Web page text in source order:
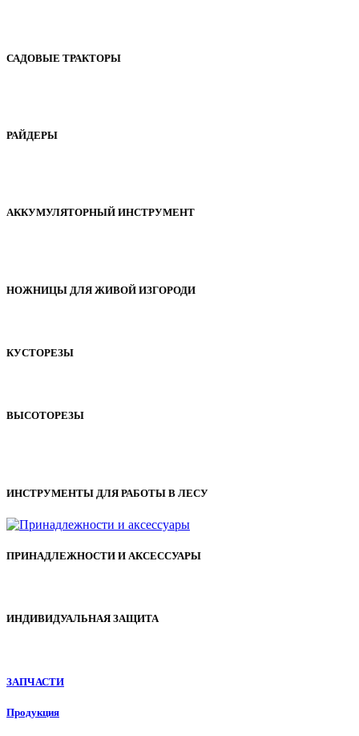
САДОВЫЕ ТРАКТОРЫ
РАЙДЕРЫ
АККУМУЛЯТОРНЫЙ ИНСТРУМЕНТ
НОЖНИЦЫ ДЛЯ ЖИВОЙ ИЗГОРОДИ
КУСТОРЕЗЫ
ВЫСОТОРЕЗЫ
ИНСТРУМЕНТЫ ДЛЯ РАБОТЫ В ЛЕСУ
ПРИНАДЛЕЖНОСТИ И АКСЕССУАРЫ
ИНДИВИДУАЛЬНАЯ ЗАЩИТА
ЗАПЧАСТИ
Продукция